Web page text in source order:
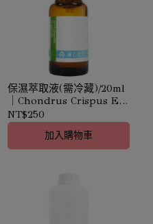
保濕萃取液(需冷藏)/20ml
｜Chondrus Crispus Ext.
｜保濕鎖水
NT$250
加入購物車